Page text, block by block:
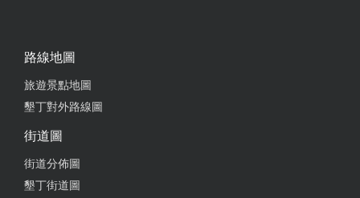
今天點了 煙燻牛肉大滿貫： 點大的，因為做成小
的，所以有兩份小的， 讓我有機會吃到
路線地圖
旅遊景點地圖
墾丁對外路線圖
街道圖
街道分佈圖
墾丁街道圖